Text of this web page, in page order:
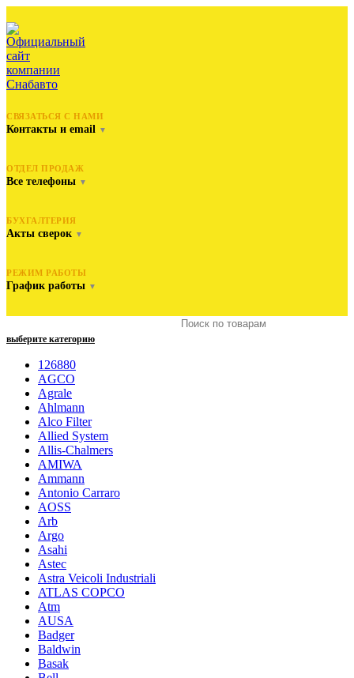
СВЯЗАТЬСЯ С НАМИ
Контакты и email ▼
ОТДЕЛ ПРОДАЖ
Все телефоны ▼
БУХГАЛТЕРИЯ
Акты сверок ▼
РЕЖИМ РАБОТЫ
График работы ▼
выберите категорию
126880
AGCO
Agrale
Ahlmann
Alco Filter
Allied System
Allis-Chalmers
AMIWA
Ammann
Antonio Carraro
AOSS
Arb
Argo
Asahi
Astec
Astra Veicoli Industriali
ATLAS COPCO
Atm
AUSA
Badger
Baldwin
Basak